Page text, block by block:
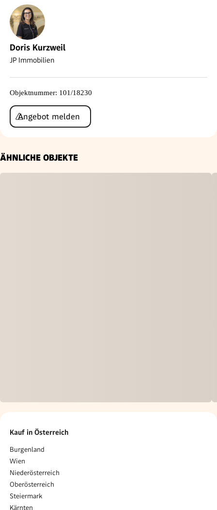
Doris Kurzweil
JP Immobilien
Objektnummer: 101/18230
Angebot melden
ÄHNLICHE OBJEKTE
Kauf in Österreich
Burgenland
Wien
Niederösterreich
Oberösterreich
Steiermark
Kärnten